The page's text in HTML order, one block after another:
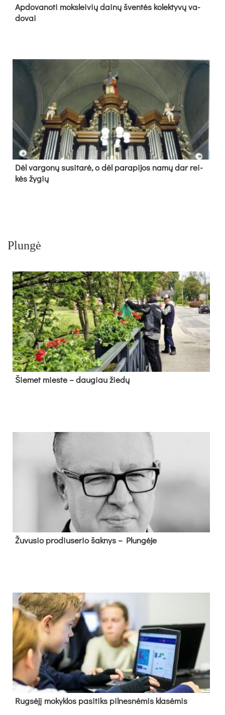
Ap­do­va­no­ti moks­lei­vių dai­nų šven­tės ko­lek­ty­vų va­
do­vai
Dėl var­go­nų su­si­ta­rė, o dėl pa­ra­pi­jos na­mų dar rei­
kės žy­gių
Plungė
Šie­met mies­te – dau­giau žie­dų
Žu­vu­sio pro­diu­se­rio šak­nys – Plun­gė­je
Rug­sė­jį mo­kyk­los pa­si­tiks pil­nes­nė­mis kla­sė­mis